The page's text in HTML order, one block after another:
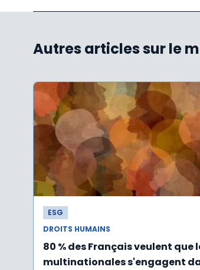
Autres articles sur le
ESG
DROITS HUMAINS
80 % des Français veulent que
multinationales s'engagent